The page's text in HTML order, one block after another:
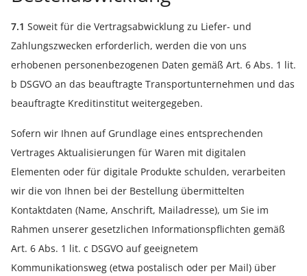
7.1 Soweit für die Vertragsabwicklung zu Liefer- und
Zahlungszwecken erforderlich, werden die von uns
erhobenen personenbezogenen Daten gemäß Art. 6 Abs. 1 lit.
b DSGVO an das beauftragte Transportunternehmen und das
beauftragte Kreditinstitut weitergegeben.
Sofern wir Ihnen auf Grundlage eines entsprechenden
Vertrages Aktualisierungen für Waren mit digitalen
Elementen oder für digitale Produkte schulden, verarbeiten
wir die von Ihnen bei der Bestellung übermittelten
Kontaktdaten (Name, Anschrift, Mailadresse), um Sie im
Rahmen unserer gesetzlichen Informationspflichten gemäß
Art. 6 Abs. 1 lit. c DSGVO auf geeignetem
Kommunikationsweg (etwa postalisch oder per Mail) über